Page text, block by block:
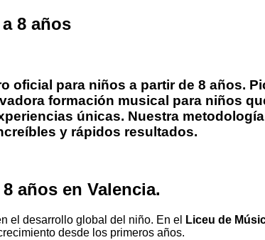
8 años
oficial para niños a partir de 8 años.
formación musical para niños
únicas. Nuestra
y rápidos resultados.
años en Valencia.
el desarrollo global del niño. En el Liceu de
desde los primeros años.